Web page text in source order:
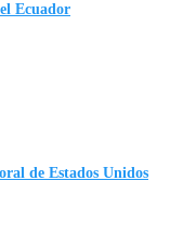
Ecuador
de Estados Unidos